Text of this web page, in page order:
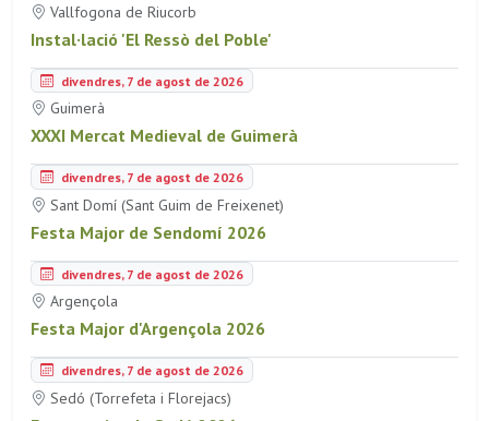
Vallfogona de Riucorb
Instal·lació 'El Ressò del Poble'
divendres, 7 de agost de 2026
Guimerà
XXXI Mercat Medieval de Guimerà
divendres, 7 de agost de 2026
Sant Domí (Sant Guim de Freixenet)
Festa Major de Sendomí 2026
divendres, 7 de agost de 2026
Argençola
Festa Major d'Argençola 2026
divendres, 7 de agost de 2026
Sedó (Torrefeta i Florejacs)